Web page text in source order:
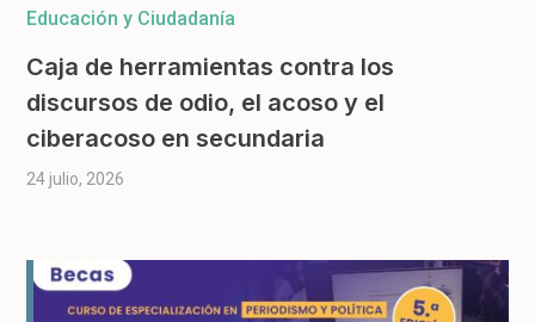
Educación y Ciudadanía
Caja de herramientas contra los
discursos de odio, el acoso y el
ciberacoso en secundaria
24 julio, 2026